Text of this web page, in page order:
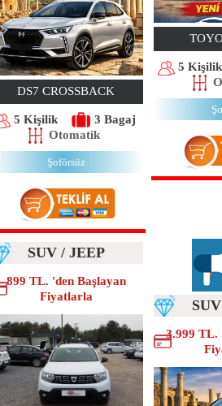
DS7 CROSSBACK
5 Kişilik
3 Bagaj
Otomatik
Şoförsüz
5 Kişilik
SUV / JEEP
899 TL. 'den Başlayan
Fiyatlarla
3.999 TL.